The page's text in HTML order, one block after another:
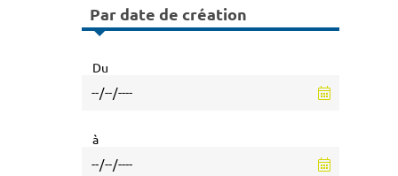
Par date de création
Du
à